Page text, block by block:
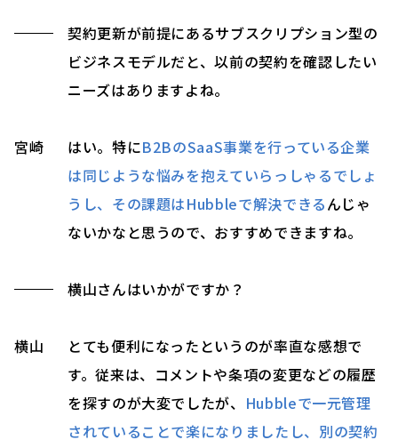
契約更新が前提にあるサブスクリプション型の
ビジネスモデルだと、以前の契約を確認したい
ニーズはありますよね。
宮崎 はい。特にB2BのSaaS事業を行っている企業
は同じような悩みを抱えていらっしゃるでしょ
うし、その課題はHubbleで解決できるんじゃ
ないかなと思うので、おすすめできますね。
横山さんはいかがですか？
横山
とても便利になったというのが率直な感想で
す。従来は、コメントや条項の変更などの履歴
を探すのが大変でしたが、 Hubbleで一元管理
されていることで楽になりましたし、別の契約